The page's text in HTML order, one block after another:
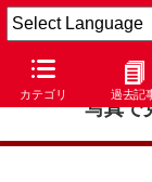
カテゴリ 過去記
写真で